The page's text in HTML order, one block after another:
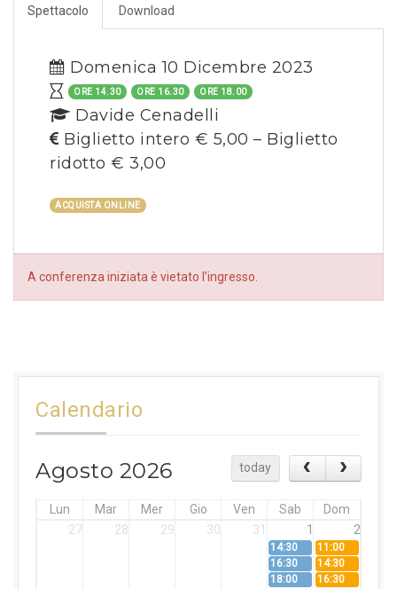
Spettacolo Download
Domenica 10 Dicembre 2023
ORE 14.30 ORE 16.30 ORE 18.00
Davide Cenadelli
Biglietto intero € 5,00 – Biglietto
ridotto € 3,00
ACQUISTA ONLINE
A conferenza iniziata è vietato l’ingresso.
Calendario
Agosto 2026 today
Lun Mar Mer Gio Ven Sab
Dom
27
28 29 30 31 1 2
14:30
11:00
16:30
14:30
18:00
16:30